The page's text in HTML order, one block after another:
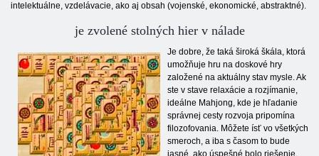
intelektuálne, vzdelávacie, ako aj obsah (vojenské, ekonomické, abstraktné).
je zvolené stolných hier v nálade
Je dobre, že taká široká škála, ktorá
umožňuje hru na doskové hry
založené na aktuálny stav mysle. Ak
ste v stave relaxácie a rozjímanie,
ideálne Mahjong, kde je hľadanie
správnej cesty rozvoja pripomína
filozofovania. Môžete ísť vo všetkých
smeroch, a iba s časom to bude